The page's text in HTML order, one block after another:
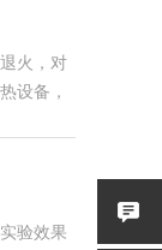
火，对
设备，
验效果